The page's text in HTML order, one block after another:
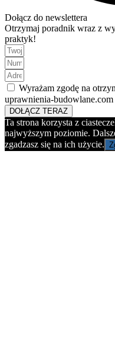
Dołącz do newslettera
Otrzymaj poradnik wraz z
praktyk!
Wyrażam zgodę na
uprawnienia-budowlane.com
DOŁĄCZ TERAZ
Ta strona korzysta z
najwyższym poziomie.
zgadzasz się na ich użycie.